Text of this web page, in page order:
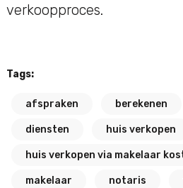
verkoopproces.
Tags:
afspraken berekenen
diensten huis verkopen
huis verkopen via makelaar
makelaar notaris